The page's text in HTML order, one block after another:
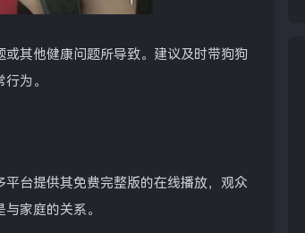
其他健康问题所导致。建议及时带狗狗
为。
台提供其免费完整版的在线播放，观众
家庭的关系。